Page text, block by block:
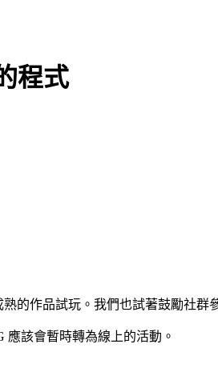
程式
熟的作品試玩。我們也試著鼓勵社
應該會暫時轉為線上的活動。